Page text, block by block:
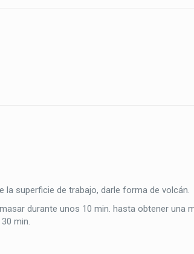
superficie de trabajo, darle forma de volcán.
durante unos 10 min. hasta obtener una
min.